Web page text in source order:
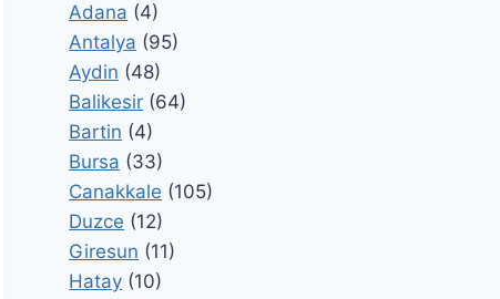
Adana (4)
Antalya (95)
Aydin (48)
Balikesir (64)
Bartin (4)
Bursa (33)
Canakkale (105)
Duzce (12)
Giresun (11)
Hatay (10)